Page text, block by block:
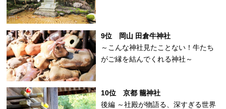
9位 岡山 田倉牛神社
～こんな神社見たことない！牛たち
がご縁を結んでくれる神社～
10位 京都 籠神社
後編 ～社殿が物語る、深すぎる世界